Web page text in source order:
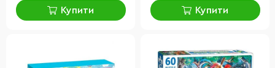
Купити Купити